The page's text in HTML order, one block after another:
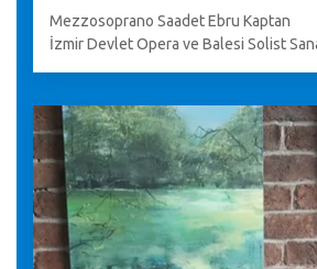
Mezzosoprano Saadet Ebru Kaptan
İzmir Devlet Opera ve Balesi Solist